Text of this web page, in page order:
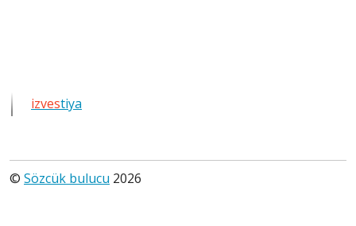
izvestiya
© Sözcük bulucu 2026